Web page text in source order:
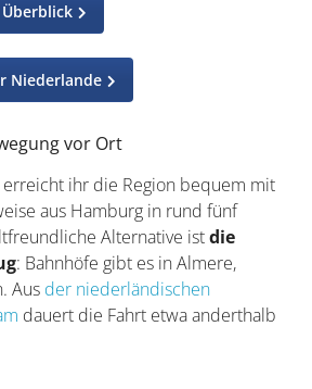
Niederlande
vor Ort
erreicht ihr die Region bequem mit
aus Hamburg in rund fünf
Alternative istdie
: Bahnhöfe gibt es in Almere,
Aus der niederländischen
dauert die Fahrt etwa anderthalb